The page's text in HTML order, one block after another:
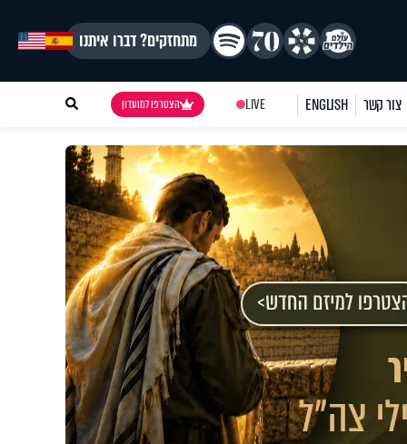
מתחזקים? דברו איתנו
צור קשר ENGLISH
LIVE הצטרפו למועדון